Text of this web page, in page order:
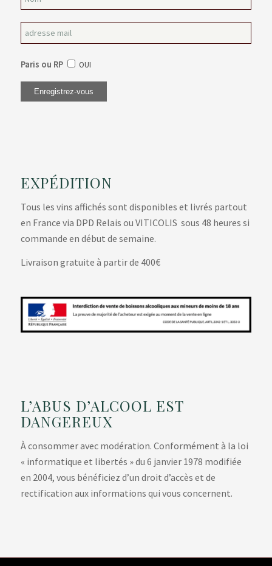
Paris ou RP OUI
EXPÉDITION
Tous les vins affichés sont disponibles et livrés partout
en France via DPD Relais ou VITICOLIS sous 48 heures si
commande en début de semaine.
Livraison gratuite à partir de 400€
L’ABUS D’ALCOOL EST
DANGEREUX
À consommer avec modération. Conformément à la loi
« informatique et libertés » du 6 janvier 1978 modifiée
en 2004, vous bénéficiez d’un droit d’accès et de
rectification aux informations qui vous concernent.